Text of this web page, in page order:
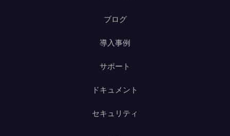
ブログ
導入事例
サポート
ドキュメント
セキュリティ